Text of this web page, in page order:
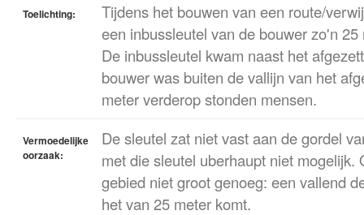
Toelichting:
Tijdens het bouwen van een route/
een inbussleutel van de bouwer zo'n
De inbussleutel kwam naast het
bouwer was buiten de vallijn van het
meter verderop stonden mensen.
Vermoedelijke
oorzaak:
De sleutel zat niet vast aan de gordel
met die sleutel uberhaupt niet mogelijk.
gebied niet groot genoeg: een vallend
het van 25 meter komt.